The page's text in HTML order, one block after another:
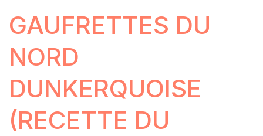
GAUFRETTES DU
NORD
DUNKERQUOISE
(RECETTE DU